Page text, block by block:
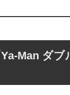
Man ダ